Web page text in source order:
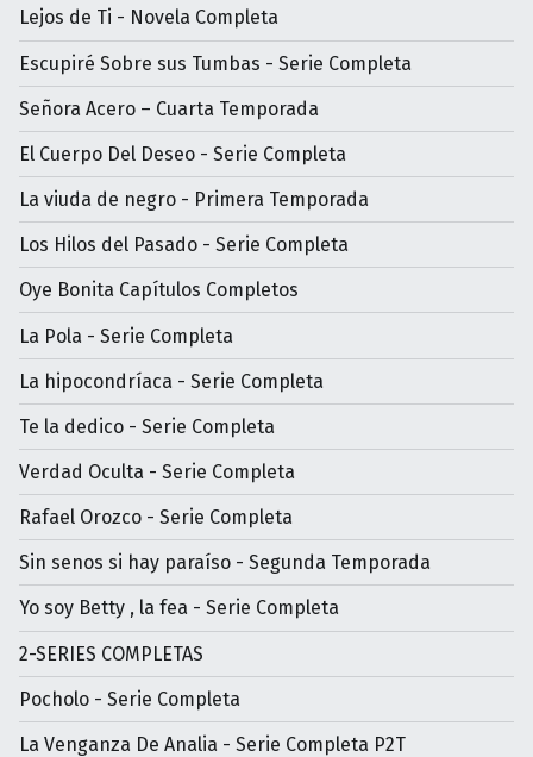
Lejos de Ti - Novela Completa
Escupiré Sobre sus Tumbas - Serie Completa
Señora Acero – Cuarta Temporada
El Cuerpo Del Deseo - Serie Completa
La viuda de negro - Primera Temporada
Los Hilos del Pasado - Serie Completa
Oye Bonita Capítulos Completos
La Pola - Serie Completa
La hipocondríaca - Serie Completa
Te la dedico - Serie Completa
Verdad Oculta - Serie Completa
Rafael Orozco - Serie Completa
Sin senos si hay paraíso - Segunda Temporada
Yo soy Betty , la fea - Serie Completa
2-SERIES COMPLETAS
Pocholo - Serie Completa
La Venganza De Analia - Serie Completa P2T